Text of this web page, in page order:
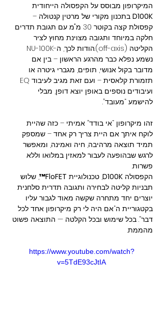
המיקרופון מבוסס על הקפסולה הייחודית
D100K בתכנון מקורי של מרטין קנטולה –
קפסולת קצה בקוטר 30 מ"מ עם תגובת תדרים
חלקה במיוחד ותגובה מצוינת מחוץ לציר
נשמע נפלא כבר מהרגע הראשון – בין אם
מדובר בקול אנושי, תופים, מגברי גיטרה או
ועיבודים נוספים באופן יוצא דופן, מבלי
להישמע “מעובד”.
זהו מיקרופון “אי בודד” אמיתי – כזה שהיית
לוקח איתך אם היית צריך רק אחד – שמספק
תמיד תוצאה מרהיבה, חיה ואמינה, ומאפשר
לרגש שבהופעה לעבור למאזין במלואו וללא
פשרות.
הקפסולה D100K, טכנולוגיית FloFET™ , שלוש
תבניות קליטה לבחירה ותגובה תדרית סלחנית
יוצרים יחד מתחרה שקשה מאוד לגבור עליו
בקטגוריית ה“אם היה לי רק מיקרופון אחד לכל
דבר”. בכל שימוש ובכל הקלטה — התוצאה פשוט
מהממת.
https://www.youtube.com/watch?
v=5TdE93cJtIA